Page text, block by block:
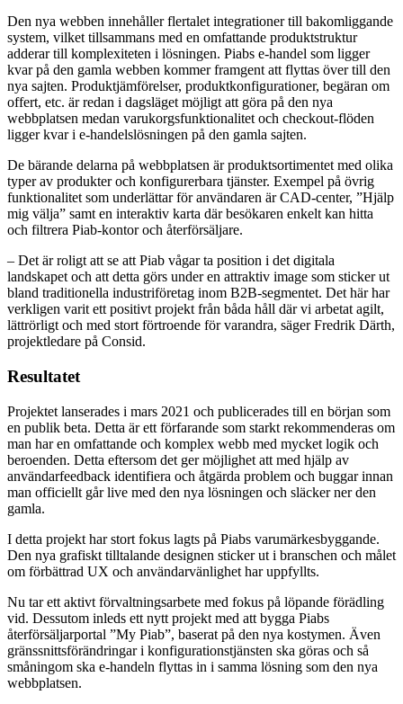
Den nya webben innehåller flertalet integrationer till bakomliggande
system, vilket tillsammans med en omfattande produktstruktur
adderar till komplexiteten i lösningen. Piabs e-handel som ligger
kvar på den gamla webben kommer framgent att flyttas över till den
nya sajten. Produktjämförelser, produktkonfigurationer, begäran om
offert, etc. är redan i dagsläget möjligt att göra på den nya
webbplatsen medan varukorgsfunktionalitet och checkout-flöden
ligger kvar i e-handelslösningen på den gamla sajten.
De bärande delarna på webbplatsen är produktsortimentet med olika
typer av produkter och konfigurerbara tjänster. Exempel på övrig
funktionalitet som underlättar för användaren är CAD-center, ”Hjälp
mig välja” samt en interaktiv karta där besökaren enkelt kan hitta
och filtrera Piab-kontor och återförsäljare.
– Det är roligt att se att Piab vågar ta position i det digitala
landskapet och att detta görs under en attraktiv image som sticker ut
bland traditionella industriföretag inom B2B-segmentet. Det här har
verkligen varit ett positivt projekt från båda håll där vi arbetat agilt,
lättrörligt och med stort förtroende för varandra, säger Fredrik Därth,
projektledare på Consid.
Resultatet
Projektet lanserades i mars 2021 och publicerades till en början som
en publik beta. Detta är ett förfarande som starkt rekommenderas om
man har en omfattande och komplex webb med mycket logik och
beroenden. Detta eftersom det ger möjlighet att med hjälp av
användarfeedback identifiera och åtgärda problem och buggar innan
man officiellt går live med den nya lösningen och släcker ner den
gamla.
I detta projekt har stort fokus lagts på Piabs varumärkesbyggande.
Den nya grafiskt tilltalande designen sticker ut i branschen och målet
om förbättrad UX och användarvänlighet har uppfyllts.
Nu tar ett aktivt förvaltningsarbete med fokus på löpande förädling
vid. Dessutom inleds ett nytt projekt med att bygga Piabs
återförsäljarportal ”My Piab”, baserat på den nya kostymen. Även
gränssnittsförändringar i konfigurationstjänsten ska göras och så
småningom ska e-handeln flyttas in i samma lösning som den nya
webbplatsen.